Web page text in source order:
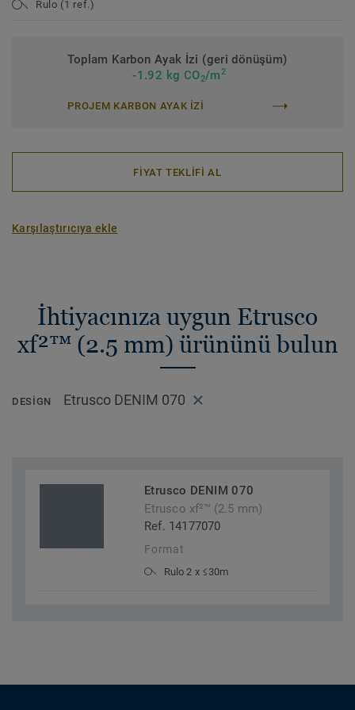
Rulo (1 ref.)
Toplam Karbon Ayak İzi (geri dönüşüm)
-1.92 kg CO2/m2
PROJEM KARBON AYAK IZI
FİYAT TEKLİFİ AL
Karşılaştırıcıya ekle
İhtiyacınıza uygun Etrusco
xf²™ (2.5 mm) ürününü bulun
DESIGN Etrusco DENIM 070
Etrusco DENIM 070
Etrusco xf²™ (2.5 mm)
Ref. 14177070
Format
Rulo 2 x ≤30m